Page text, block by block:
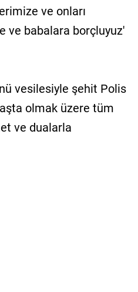
ve onları
ve babalara borçluyuz'
vesilesiyle şehit Polis
olmak üzere tüm
ve dualarla